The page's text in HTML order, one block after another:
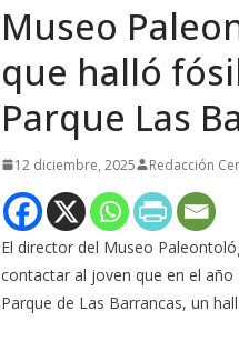
Museo
que halló
Parque Las
12 diciembre, 2025 Redacción
El director del Museo
contactar al joven que en el
Parque de Las Barrancas, un